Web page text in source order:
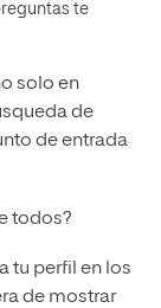
te
solo en
de
de entrada
todos?
tu perfil en los
de mostrar